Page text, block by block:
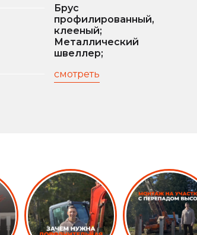
Брус
профилированный,
клееный;
Металлический
швеллер;
смотреть